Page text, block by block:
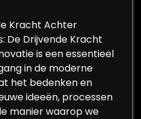
Kracht Achter
De Drijvende Kracht
is een essentieel
in de moderne
het bedenken en
ideeën, processen
manier waarop we